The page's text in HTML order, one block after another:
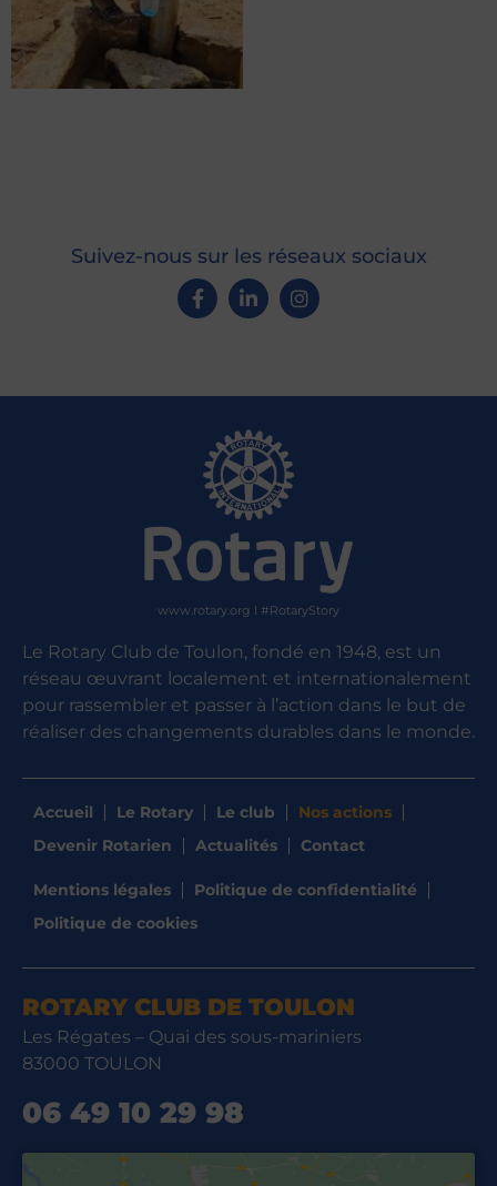
Suivez-nous sur les réseaux sociaux
www.rotary.org I #RotaryStory
Le Rotary Club de Toulon, fondé en 1948, est un
réseau œuvrant localement et internationalement
pour rassembler et passer à l’action dans le but de
réaliser des changements durables dans le monde.
Accueil Le Rotary Le club
Nos actions
Devenir Rotarien
Actualités Contact
Mentions légales
Politique de confidentialité
Politique de cookies
ROTARY CLUB DE TOULON
Les Régates – Quai des sous-mariniers
83000 TOULON
06 49 10 29 98